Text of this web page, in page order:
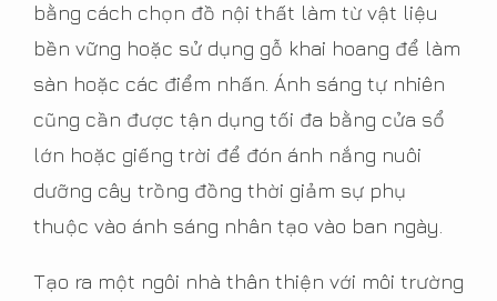
bằng cách chọn đồ nội thất làm từ vật liệu
bền vững hoặc sử dụng gỗ khai hoang để làm
sàn hoặc các điểm nhấn. Ánh sáng tự nhiên
cũng cần được tận dụng tối đa bằng cửa sổ
lớn hoặc giếng trời để đón ánh nắng nuôi
dưỡng cây trồng đồng thời giảm sự phụ
thuộc vào ánh sáng nhân tạo vào ban ngày.
Tạo ra một ngôi nhà thân thiện với môi trường